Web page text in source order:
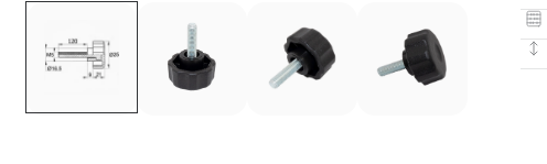
Пластиковые столешницы для школьных